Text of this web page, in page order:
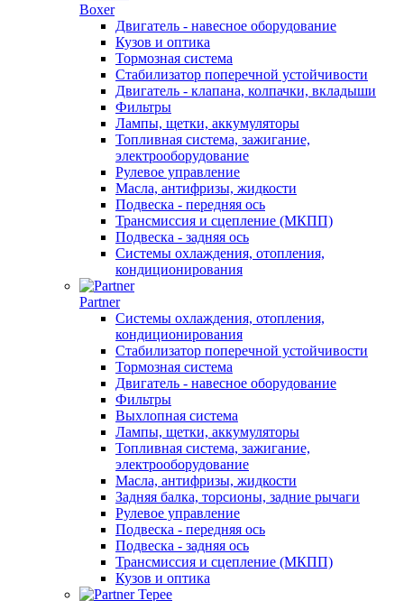
Boxer
Двигатель - навесное оборудование
Кузов и оптика
Тормозная система
Стабилизатор поперечной устойчивости
Двигатель - клапана, колпачки, вкладыши
Фильтры
Лампы, щетки, аккумуляторы
Топливная система, зажигание,
электрооборудование
Рулевое управление
Масла, антифризы, жидкости
Подвеска - передняя ось
Трансмиссия и сцепление (МКПП)
Подвеска - задняя ось
Системы охлаждения, отопления,
кондиционирования
Partner
Системы охлаждения, отопления,
кондиционирования
Стабилизатор поперечной устойчивости
Тормозная система
Двигатель - навесное оборудование
Фильтры
Выхлопная система
Лампы, щетки, аккумуляторы
Топливная система, зажигание,
электрооборудование
Масла, антифризы, жидкости
Задняя балка, торсионы, задние рычаги
Рулевое управление
Подвеска - передняя ось
Подвеска - задняя ось
Трансмиссия и сцепление (МКПП)
Кузов и оптика